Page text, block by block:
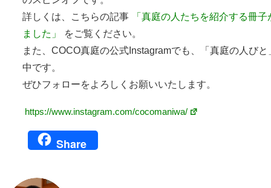
詳しくは、こちらの記事
「真庭の人たちを紹介する冊子
ました」
をご覧ください。
また、COCO真庭の公式Instagramでも、「真庭の人びと
中です。
ぜひフォローをよろしくお願いいたします。
https://www.instagram.com/cocomaniwa/
Share